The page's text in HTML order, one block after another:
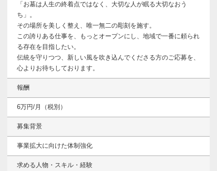
「お墓は人生の終着点ではなく、大切な人が眠る大切なおう
ち」。
その場所を美しく整え、唯一無二の彫刻を施す。
この誇りある仕事を、もっとオープンにし、地域で一番に頼られ
る存在を目指したい。
伝統を守りつつ、新しい風を吹き込んでくださる方のご応募を、
心よりお待ちしております。
報酬
6万円/月（税別）
募集背景
事業拡大に向けた体制強化
求める人物・スキル・経験